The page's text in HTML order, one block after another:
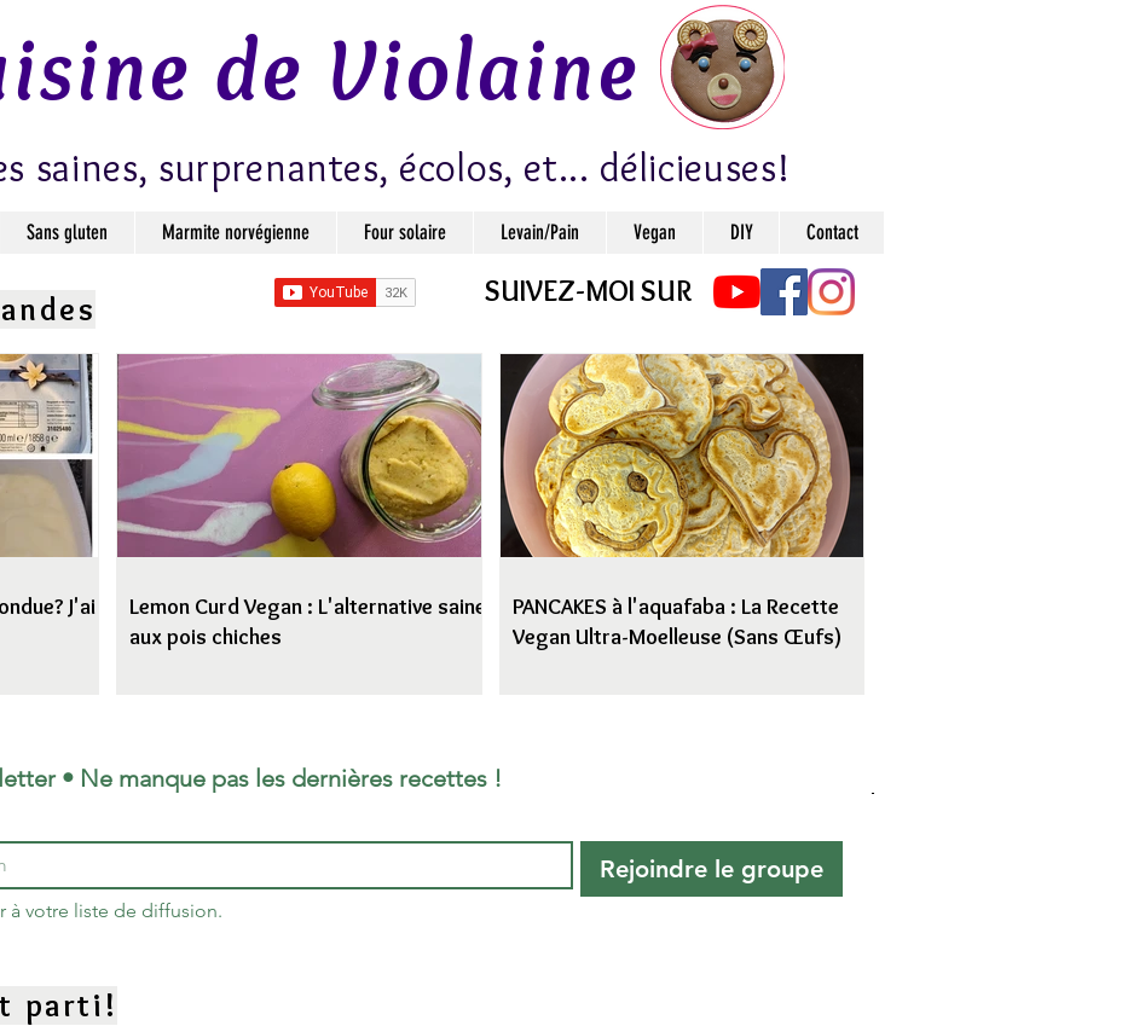
de Violaine
saines, surprenantes, écolos, et... délicieuses!
Sans gluten Marmite norvégienne Four solaire Levain/Pain Vegan DIY Contact
SUIVEZ-MOI SUR
J'ai
Lemon Curd Vegan : L'alternative saine
aux pois chiches
PANCAKES à l'aquafaba : La Recette
Vegan Ultra-Moelleuse (Sans Œufs)
• Ne manque pas les dernières recettes !
Rejoindre le groupe
à votre liste de diffusion.
parti!